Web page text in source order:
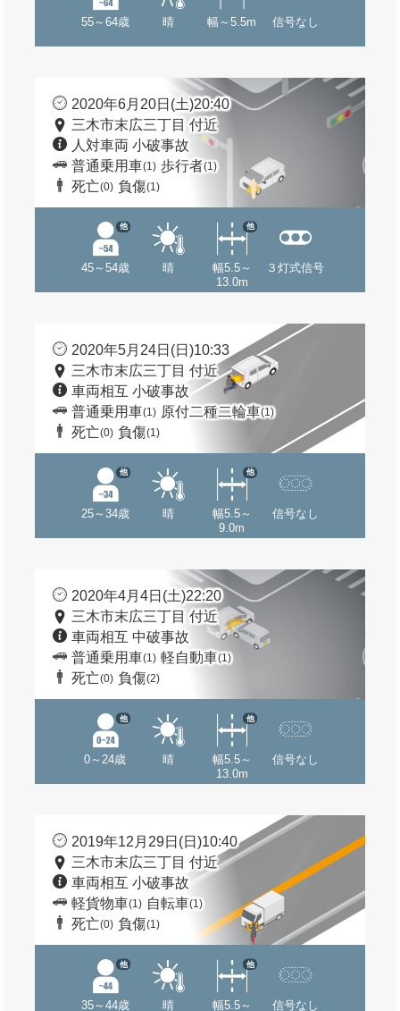
55～64歳 晴 幅～5.5m 信号なし
2020年6月20日(土)20:40
三木市末広三丁目 付近
人対車両 小破事故
普通乗用車(1) 歩行者(1)
死亡(0) 負傷(1)
45～54歳
他
晴
幅5.5～
13.0m
他
３灯式信号
2020年5月24日(日)10:33
三木市末広三丁目 付近
車両相互 小破事故
普通乗用車(1) 原付二種二輪車(1)
死亡(0) 負傷(1)
25～34歳
他
晴
幅5.5～
9.0m
他
信号なし
2020年4月4日(土)22:20
三木市末広三丁目 付近
車両相互 中破事故
普通乗用車(1) 軽自動車(1)
死亡(0) 負傷(2)
0～24歳
他
晴
幅5.5～
13.0m
他
信号なし
2019年12月29日(日)10:40
三木市末広三丁目 付近
車両相互 小破事故
軽貨物車(1) 自転車(1)
死亡(0) 負傷(1)
35～44歳
他
晴
幅5.5～
他
信号なし